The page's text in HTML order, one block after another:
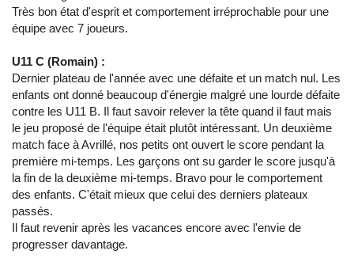
Très bon état d'esprit et comportement irréprochable pour une
équipe avec 7 joueurs.
U11 C (Romain) :
Dernier plateau de l'année avec une défaite et un match nul. Les
enfants ont donné beaucoup d'énergie malgré une lourde défaite
contre les U11 B. Il faut savoir relever la tête quand il faut mais
le jeu proposé de l'équipe était plutôt intéressant. Un deuxième
match face à Avrillé, nos petits ont ouvert le score pendant la
première mi-temps. Les garçons ont su garder le score jusqu'à
la fin de la deuxième mi-temps. Bravo pour le comportement
des enfants. C'était mieux que celui des derniers plateaux
passés.
Il faut revenir après les vacances encore avec l'envie de
progresser davantage.